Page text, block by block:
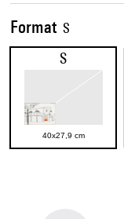
Format S
S
40x27,9 cm